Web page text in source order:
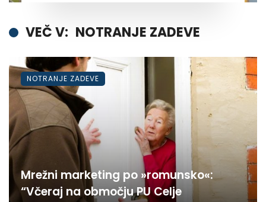
VEČ V: NOTRANJE ZADEVE
Mrežni marketing po »romunsko«:
“Včeraj na območju PU Celje
NOTRANJE ZADEVE